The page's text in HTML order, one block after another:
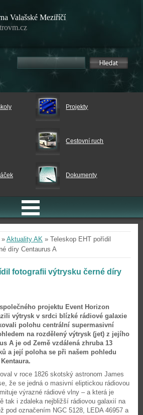
Valašské Meziříčí
Projekty
Cestovní ruch
Dokumenty
» Aktuality AK » Teleskop EHT pořídil
díry Centaurus A
fotografii výtrysku černé díry
projektu Event Horizon
výtrysk v srdci blízké rádiové galaxie
polohu centrální supermasivní
na rozdělený výtrysk (jet) z jejího
A je od Země vzdálená zhruba 13
a její poloha se při našem pohledu
v roce 1826 skotský astronom James
že se jedná o masivní eliptickou rádiovou
výrazné rádiové vlny – a která je
tak i zdaleka nejbližší rádiovou galaxií na
pod označením NGC 5128, LEDA 46957 a